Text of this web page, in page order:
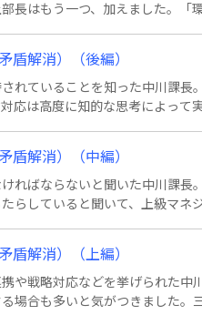
長はもう一つ、加えました。「
盾解消）（後編）
れていることを知った中川課長
応は高度に知的な思考によって
盾解消）（中編）
ればならないと聞いた中川課長
らしていると聞いて、上級マネ
・・・。
盾解消）（上編）
や戦略対応などを挙げられた中
場合も多いと気がつきました。